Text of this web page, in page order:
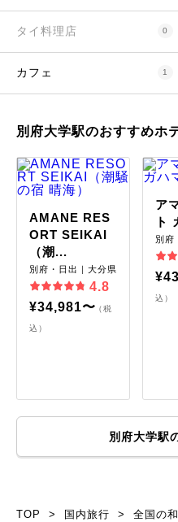
タイ料理店 0
カフェ 1
別府大学駅のおすすめホ
AMANE RES
ORT SEIKAI
（潮...
別府・日出｜大分県
4.8
¥34,981〜（税
込）
ア
ト
別府
込）
別府大学駅
TOP 国内旅行 全国の